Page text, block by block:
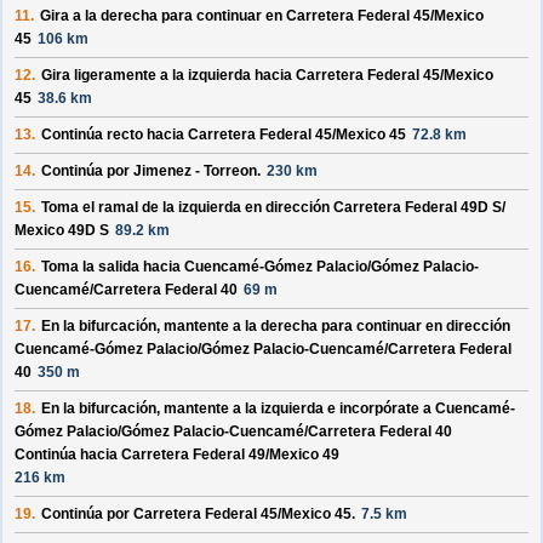
11. Gira a la derecha para continuar en Carretera Federal 45/Mexico
45 106 km
12. Gira ligeramente a la izquierda hacia Carretera Federal 45/Mexico
45 38.6 km
13. Continúa recto hacia Carretera Federal 45/Mexico 45 72.8 km
14. Continúa por Jimenez - Torreon. 230 km
15. Toma el ramal de la izquierda en dirección Carretera Federal 49D S/
Mexico 49D S 89.2 km
16. Toma la salida hacia Cuencamé-Gómez Palacio/Gómez Palacio-
Cuencamé/Carretera Federal 40 69 m
17. En la bifurcación, mantente a la derecha para continuar en dirección
Cuencamé-Gómez Palacio/Gómez Palacio-Cuencamé/Carretera Federal
40 350 m
18. En la bifurcación, mantente a la izquierda e incorpórate a Cuencamé-
Gómez Palacio/Gómez Palacio-Cuencamé/Carretera Federal 40
Continúa hacia Carretera Federal 49/Mexico 49
216 km
19. Continúa por Carretera Federal 45/Mexico 45. 7.5 km